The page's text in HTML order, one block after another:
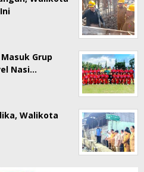
Grup
Nasi…
Walikota